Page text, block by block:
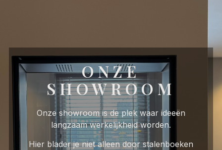
ONZE
SHOWROOM
Onze showroom is de plek waar ideeën
langzaam werkelijkheid worden.
Hier blader je niet alleen door stalenboeken